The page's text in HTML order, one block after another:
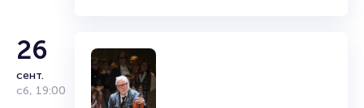
26
сент.
сб, 19:00